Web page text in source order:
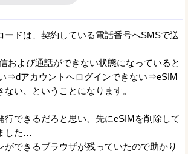
ードは、契約している電話番号へSMSで送
および通話ができない状態になっていると
⇒dアカウントへログインできない⇒eSIM
い、ということになります。
行できるだろと思い、先にeSIMを削除して
した…
ができるブラウザが残っていたので助かり